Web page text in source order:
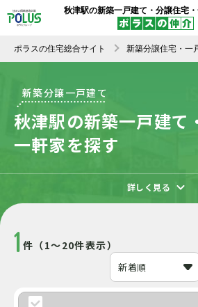
秋津駅の新築一戸建て・分譲住宅
ポラスの住宅総合サイト 新築分譲住宅・一
新築分譲一戸建て
秋津駅の新築一戸建て
一軒家を探す
詳しく見る
1 件（1～20件表示）
エリア変更 条件変更